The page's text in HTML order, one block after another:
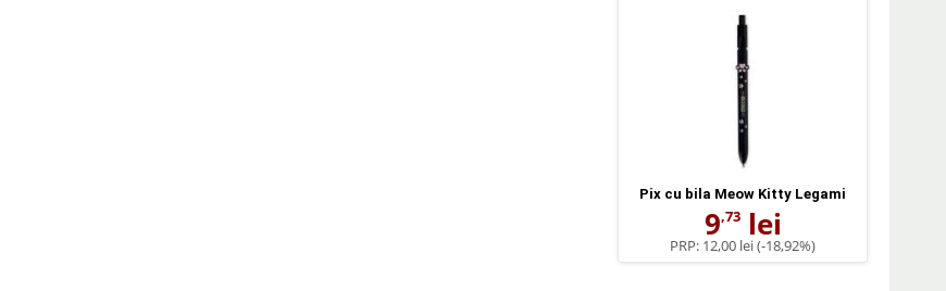
Pix cu bila Meow Kitty Legami
9,73lei
PRP: 12,00 lei(-18,92%)